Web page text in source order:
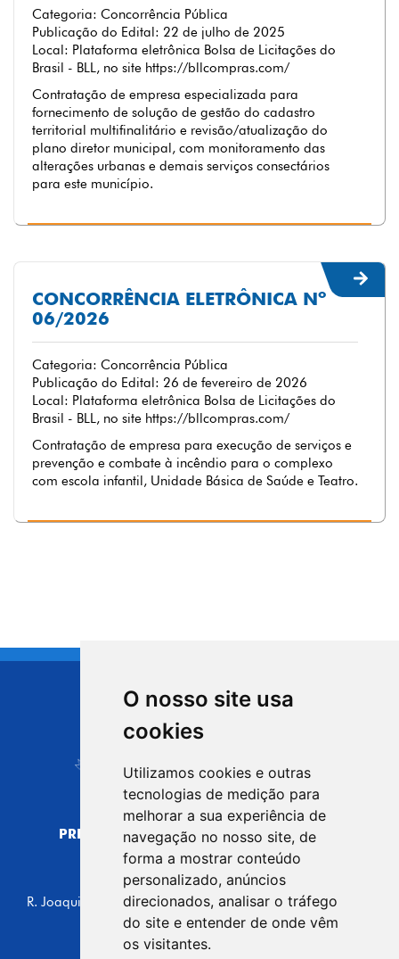
O nosso site usa
cookies
Utilizamos cookies e outras
tecnologias de medição para
melhorar a sua experiência de
navegação no nosso site, de
forma a mostrar conteúdo
personalizado, anúncios
direcionados, analisar o tráfego
do site e entender de onde vêm
os visitantes.
Categoria: Concorrência Pública
Publicação do Edital: 22 de julho de 2025
Local: Plataforma eletrônica Bolsa de Licitações do
Brasil - BLL, no site https://bllcompras.com/
Contratação de empresa especializada para
fornecimento de solução de gestão do cadastro
territorial multifinalitário e revisão/atualização do
plano diretor municipal, com monitoramento das
alterações urbanas e demais serviços consectários
para este município.
CONCORRÊNCIA ELETRÔNICA Nº
06/2026
Categoria: Concorrência Pública
Publicação do Edital: 26 de fevereiro de 2026
Local: Plataforma eletrônica Bolsa de Licitações do
Brasil - BLL, no site https://bllcompras.com/
Contratação de empresa para execução de serviços e
prevenção e combate à incêndio para o complexo
com escola infantil, Unidade Básica de Saúde e Teatro.
CIDADE DE
Carapicuíba
PREFEITURA MUNICIPAL DE CARAPICUÍBA
CNPJ: 44.892.693/0001-40
CENTRO ADMINISTRATIVO
R. Joaquim das Neves, 211 - Vila Caldas, Carapicuíba/SP
CEP: 06310-030, Brasil
Telefone: 4164-5500